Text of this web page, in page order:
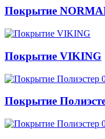
Покрытие
Покрытие VIKING
Покрытие